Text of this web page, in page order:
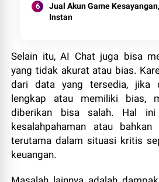
Jual Akun Game
Instan
Selain itu, AI Chat juga bisa
yang tidak akurat atau bias.
dari data yang tersedia, jika
lengkap atau memiliki bias,
diberikan bisa salah. Hal ini
kesalahpahaman atau bahkan
terutama dalam situasi kritis
keuangan.